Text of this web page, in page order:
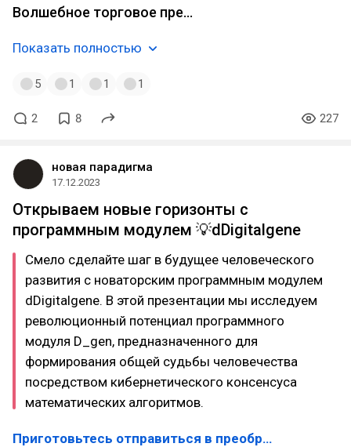
Волшебное торговое пре…
Показать полностью
5 1 1 1
2 8 227
новая парадигма
17.12.2023
Открываем новые горизонты с
программным модулем 💡dDigitalgene
Смело сделайте шаг в будущее человеческого
развития с новаторским программным модулем
dDigitalgene. В этой презентации мы исследуем
революционный потенциал программного
модуля D_gen, предназначенного для
формирования общей судьбы человечества
посредством кибернетического консенсуса
математических алгоритмов.
Приготовьтесь отправиться в преобр…